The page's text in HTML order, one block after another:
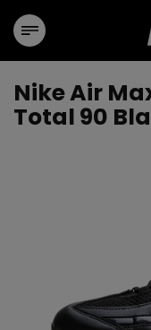
obsah
Nike Air
Total 90